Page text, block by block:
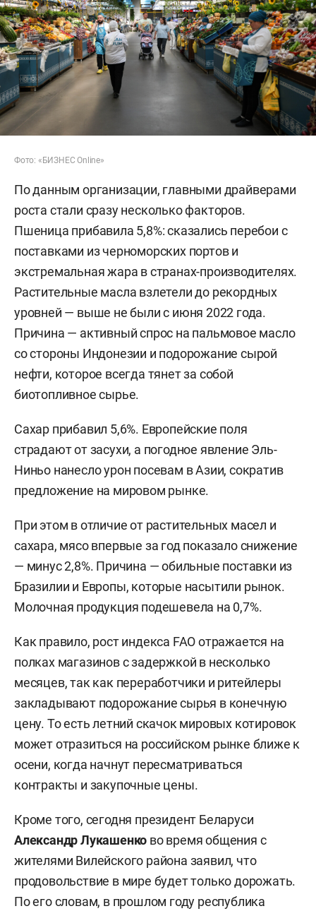
Фото: «БИЗНЕС Online»
По данным организации, главными драйверами
роста стали сразу несколько факторов.
Пшеница прибавила 5,8%: сказались перебои с
поставками из черноморских портов и
экстремальная жара в странах-производителях.
Растительные масла взлетели до рекордных
уровней — выше не были с июня 2022 года.
Причина — активный спрос на пальмовое масло
со стороны Индонезии и подорожание сырой
нефти, которое всегда тянет за собой
биотопливное сырье.
Сахар прибавил 5,6%. Европейские поля
страдают от засухи, а погодное явление Эль-
Ниньо нанесло урон посевам в Азии, сократив
предложение на мировом рынке.
При этом в отличие от растительных масел и
сахара, мясо впервые за год показало снижение
— минус 2,8%. Причина — обильные поставки из
Бразилии и Европы, которые насытили рынок.
Молочная продукция подешевела на 0,7%.
Как правило, рост индекса FAO отражается на
полках магазинов с задержкой в несколько
месяцев, так как переработчики и ритейлеры
закладывают подорожание сырья в конечную
цену. То есть летний скачок мировых котировок
может отразиться на российском рынке ближе к
осени, когда начнут пересматриваться
контракты и закупочные цены.
Кроме того, сегодня президент Беларуси
Александр Лукашенко во время общения с
жителями Вилейского района заявил, что
продовольствие в мире будет только дорожать.
По его словам, в прошлом году республика